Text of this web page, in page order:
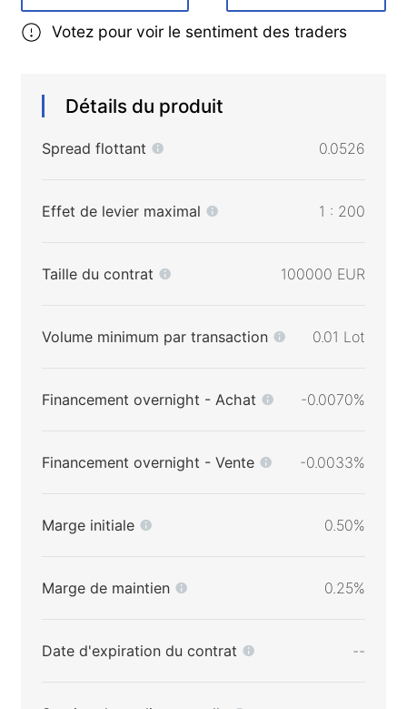
Votez pour voir le sentiment des traders
Détails du produit
Spread flottant 0.0526
Effet de levier maximal 1 : 200
Taille du contrat 100000 EUR
Volume minimum par transaction 0.01 Lot
Financement overnight - Achat -0.0070%
Financement overnight - Vente -0.0033%
Marge initiale 0.50%
Marge de maintien 0.25%
Date d'expiration du contrat --